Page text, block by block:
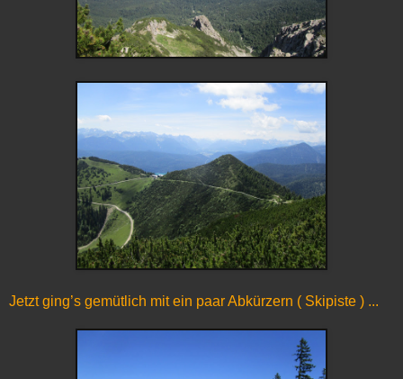
Jetzt ging’s gemütlich mit ein paar Abkürzern ( Skipiste ) ...